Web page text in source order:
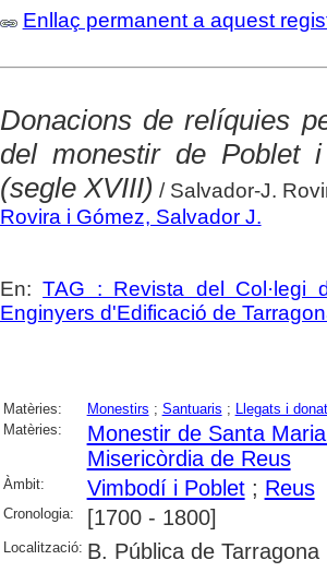
Enllaç permanent a aquest
Donacions de relíquies
del monestir de Poblet
(segle XVIII) / Salvador-J.
Rovira i Gómez, Salvador J.
En:TAG : Revista del Col·legi
Enginyers d'Edificació de
Matèries: Monestirs ; Santuaris ; Llegats i
Matèries:
Monestir de Santa
Misericòrdia de Reus
Àmbit: Vimbodí i Poblet; Reus
Cronologia: [1700 - 1800]
Localització: B. Pública de Tarragona